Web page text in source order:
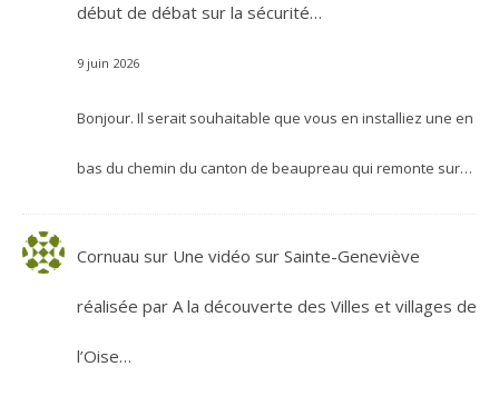
début de débat sur la sécurité…
9 juin 2026
Bonjour. Il serait souhaitable que vous en installiez une en
bas du chemin du canton de beaupreau qui remonte sur…
Cornuau sur Une vidéo sur Sainte-Geneviève
réalisée par A la découverte des Villes et villages de
l’Oise…